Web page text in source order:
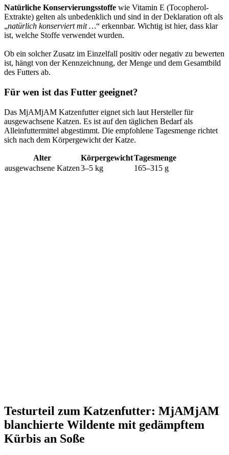
Natürliche Konservierungsstoffe wie Vitamin E (Tocopherol-
Extrakte) gelten als unbedenklich und sind in der Deklaration oft als
„natürlich konserviert mit …“ erkennbar. Wichtig ist hier, dass klar
ist, welche Stoffe verwendet wurden.
Ob ein solcher Zusatz im Einzelfall positiv oder negativ zu bewerten
ist, hängt von der Kennzeichnung, der Menge und dem Gesamtbild
des Futters ab.
Für wen ist das Futter geeignet?
Das MjAMjAM Katzenfutter eignet sich laut Hersteller für
ausgewachsene Katzen. Es ist auf den täglichen Bedarf als
Alleinfuttermittel abgestimmt. Die empfohlene Tagesmenge richtet
sich nach dem Körpergewicht der Katze.
Alter KörpergewichtTagesmenge
ausgewachsene Katzen3–5 kg 165–315 g
Testurteil zum Katzenfutter: MjAMjAM
blanchierte Wildente mit gedämpftem
Kürbis an Soße